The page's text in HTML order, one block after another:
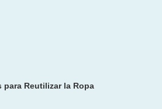
para Reutilizar la Ropa